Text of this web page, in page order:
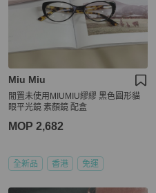
Miu Miu
閒置未使用MIUMIU繆繆 黑色圓形貓
眼平光鏡 素顏鏡 配盒
MOP 2,682
全新品 香港 免運